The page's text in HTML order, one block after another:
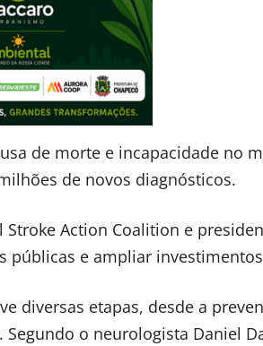
de morte e incapacidade no
de novos diagnósticos.
Action Coalition e
públicas e ampliar
diversas etapas, desde a
o neurologista Daniel